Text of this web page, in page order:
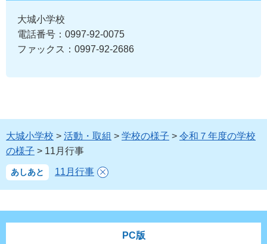
大城小学校
電話番号：0997-92-0075
ファックス：0997-92-2686
大城小学校 > 活動・取組 > 学校の様子 > 令和７年度の学校
の様子 > 11月行事
あしあと 11月行事
PC版